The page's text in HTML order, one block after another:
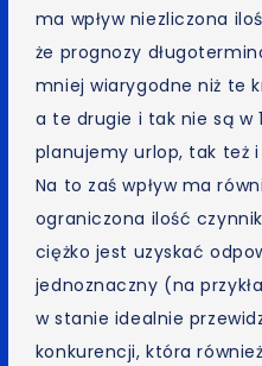
ma wpływ niezliczona
że prognozy
mniej wiarygodne niż te
a te drugie i tak nie są w
planujemy urlop, tak też
Na to zaś wpływ ma
ograniczona ilość
ciężko jest uzyskać
jednoznaczny (na
w stanie idealnie
konkurencji, która